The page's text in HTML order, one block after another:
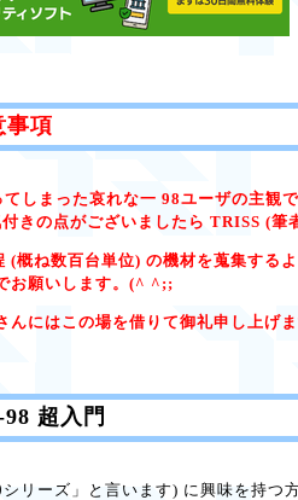
事項
しまった哀れな一 98ユーザの主観で
きの点がございましたら TRISS (筆
ね数百台単位) の機材を蒐集する
お願いします。(^ ^;;
にはこの場を借りて御礼申し上げ
超入門
リーズ」と言います) に興味を持つ